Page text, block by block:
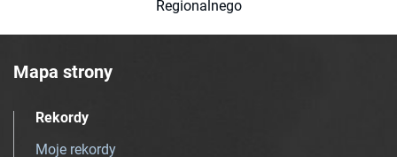
Regionalnego
Mapa strony
Rekordy
Moje rekordy